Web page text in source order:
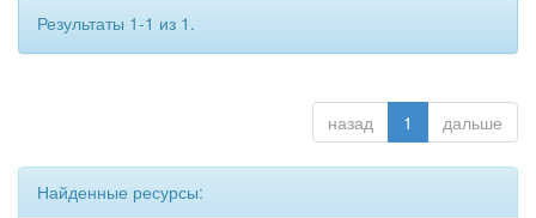
Результаты 1-1 из 1.
назад 1 дальше
Найденные ресурсы: